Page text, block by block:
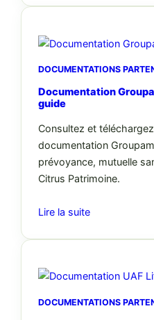
DOCUMENTATIONS
Documentation
guide
Consultez et
documentation
prévoyance, mutuelle
Citrus Patrimoine.
Lire la suite
DOCUMENTATIONS